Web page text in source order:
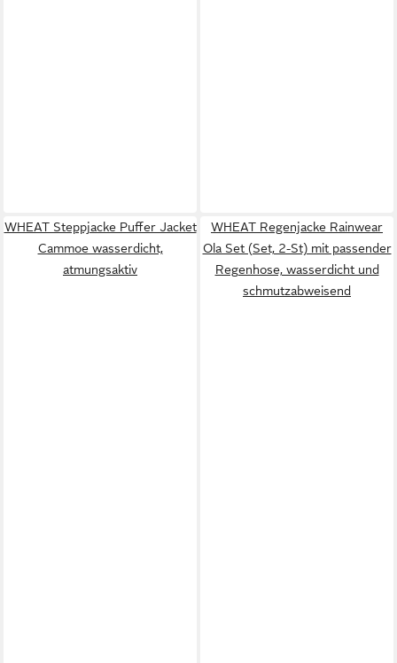
WHEAT Steppjacke Puffer Jacket
Cammoe wasserdicht,
atmungsaktiv
WHEAT Regenjacke Rainwear
Ola Set (Set, 2-St) mit passender
Regenhose, wasserdicht und
schmutzabweisend